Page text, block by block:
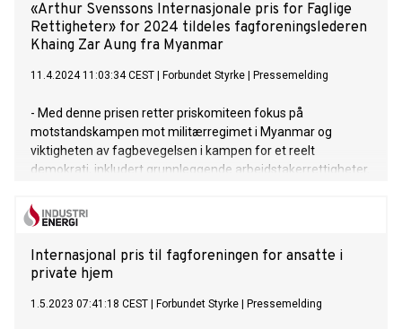
«Arthur Svenssons Internasjonale pris for Faglige
Rettigheter» for 2024 tildeles fagforeningslederen
Khaing Zar Aung fra Myanmar
11.4.2024 11:03:34 CEST Forbundet Styrke Pressemelding
- Med denne prisen retter priskomiteen fokus på
motstandskampen mot militærregimet i Myanmar og
viktigheten av fagbevegelsen i kampen for et reelt
demokrati, inkludert grunnleggende arbeidstakerrettigheter,
Espen Løken.
Internasjonal pris til fagforeningen for ansatte i
private hjem
1.5.2023 07:41:18 CEST Forbundet Styrke Pressemelding